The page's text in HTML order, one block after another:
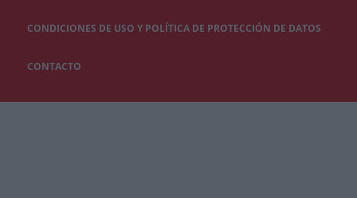
CONDICIONES DE USO Y POLÍTICA DE PROTECCIÓN DE DATOS
CONTACTO